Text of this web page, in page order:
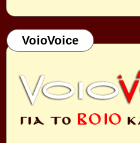
VoioVoice